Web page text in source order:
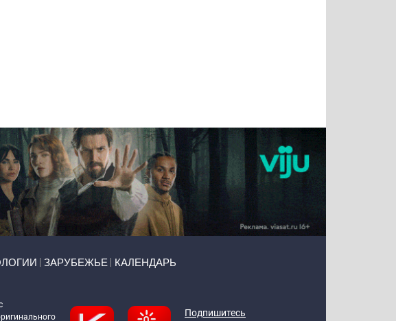
ЗАРУБЕЖЬЕ КАЛЕНДАРЬ
Подпишитесь